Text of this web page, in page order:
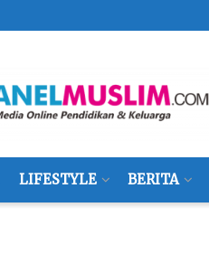
LIFESTYLE BERITA